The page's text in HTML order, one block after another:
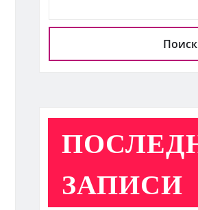
Поиск
ЗАПИСИ